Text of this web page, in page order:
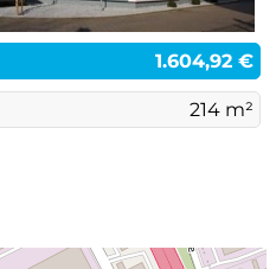
1.604,92 €
214 m²